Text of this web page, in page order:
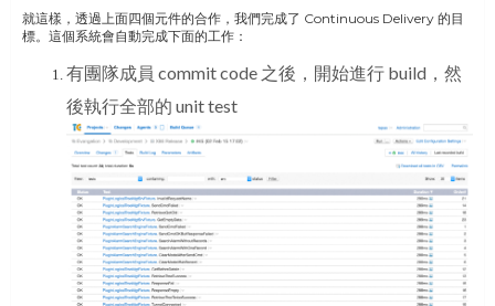
就這樣，透過上面四個元件的合作，我們完成了 Continuous Delivery 的目
標。這個系統會自動完成下面的工作：
有團隊成員 commit code 之後，開始進行 build，然
後執行全部的 unit test